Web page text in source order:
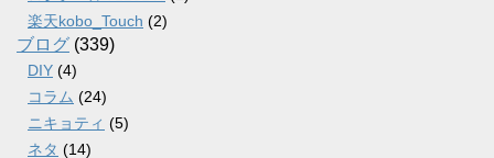
楽天kobo_Touch (2)
ブログ (339)
DIY (4)
コラム (24)
ニキョティ (5)
ネタ (14)